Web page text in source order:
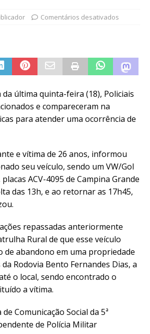
Comentários desativados
da última quinta-feira (18), Policiais
e compareceram na
para atender uma ocorrência de
e vítima de 26 anos, informou
seu veículo, sendo um VW/Gol
ACV-4095 de Campina Grande
das 13h, e ao retornar as 17h45,
repassadas anteriormente
Rural de que esse veículo
de abandono em uma propriedade
Rodovia Bento Fernandes Dias, a
o local, sendo encontrado o
a vítima.
Comunicação Social da 5ª
de Polícia Militar